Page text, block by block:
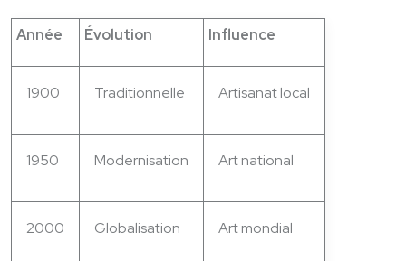
Année Évolution Influence
1900 Traditionnelle Artisanat local
1950 Modernisation Art national
2000 Globalisation Art mondial